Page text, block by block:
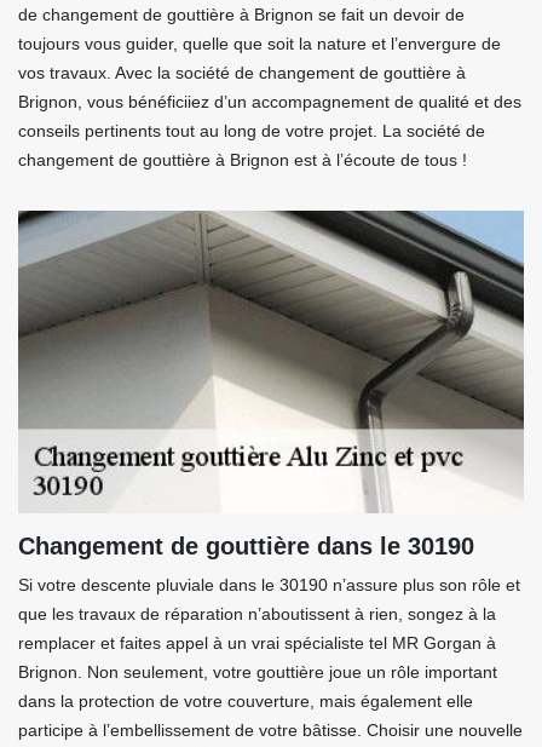
de changement de gouttière à Brignon se fait un devoir de
toujours vous guider, quelle que soit la nature et l’envergure de
vos travaux. Avec la société de changement de gouttière à
Brignon, vous bénéficiiez d’un accompagnement de qualité et des
conseils pertinents tout au long de votre projet. La société de
changement de gouttière à Brignon est à l’écoute de tous !
Changement de gouttière dans le 30190
Si votre descente pluviale dans le 30190 n’assure plus son rôle et
que les travaux de réparation n’aboutissent à rien, songez à la
remplacer et faites appel à un vrai spécialiste tel MR Gorgan à
Brignon. Non seulement, votre gouttière joue un rôle important
dans la protection de votre couverture, mais également elle
participe à l’embellissement de votre bâtisse. Choisir une nouvelle